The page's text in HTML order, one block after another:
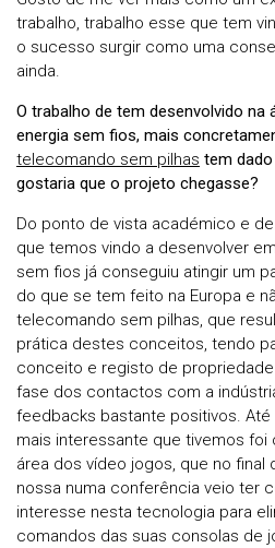
trabalho, trabalho esse que tem
o sucesso surgir como uma
ainda.
O trabalho de tem desenvolvido na
energia sem fios, mais
telecomando sem pilhas tem
gostaria que o projeto chegasse?
Do ponto de vista académico e
que temos vindo a desenvolver
sem fios já conseguiu atingir um
do que se tem feito na Europa e
telecomando sem pilhas, que
prática destes conceitos, tendo
conceito e registo de
fase dos contactos com a
feedbacks bastante positivos.
mais interessante que tivemos foi
área dos vídeo jogos, que no final
nossa numa conferência veio ter
interesse nesta tecnologia para
comandos das suas consolas de